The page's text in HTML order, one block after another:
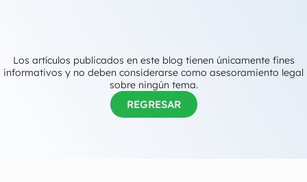
Los artículos publicados en este blog tienen únicamente fines
informativos y no deben considerarse como asesoramiento legal
sobre ningún tema.
REGRESAR